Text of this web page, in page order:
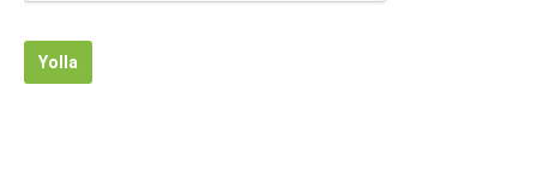
Yolla